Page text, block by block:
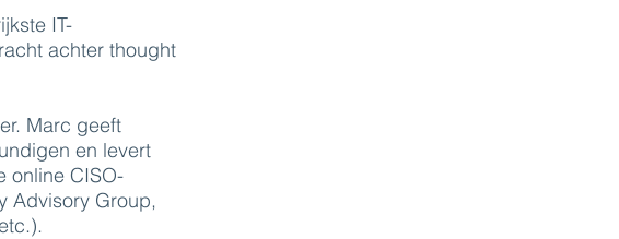
IT-
achter thought
Marc geeft
en levert
online CISO-
Advisory Group,